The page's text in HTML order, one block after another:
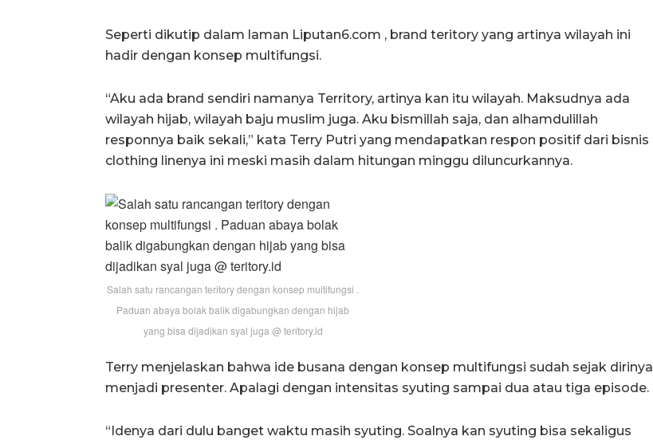
Seperti dikutip dalam laman Liputan6.com , brand teritory yang artinya wilayah ini
hadir dengan konsep multifungsi.
“Aku ada brand sendiri namanya Territory, artinya kan itu wilayah. Maksudnya ada
wilayah hijab, wilayah baju muslim juga. Aku bismillah saja, dan alhamdulillah
responnya baik sekali,” kata Terry Putri yang mendapatkan respon positif dari bisnis
clothing linenya ini meski masih dalam hitungan minggu diluncurkannya.
Salah satu rancangan teritory dengan konsep multifungsi .
Paduan abaya bolak balik digabungkan dengan hijab
yang bisa dijadikan syal juga @ teritory.id
Terry menjelaskan bahwa ide busana dengan konsep multifungsi sudah sejak dirinya
menjadi presenter. Apalagi dengan intensitas syuting sampai dua atau tiga episode.
“Idenya dari dulu banget waktu masih syuting. Soalnya kan syuting bisa sekaligus